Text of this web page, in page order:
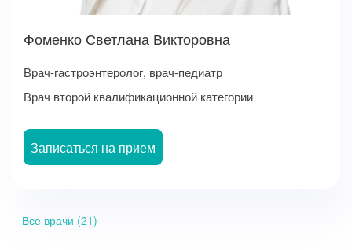
Фоменко Светлана Викторовна
Врач-гастроэнтеролог, врач-педиатр
Врач второй квалификационной категории
Записаться на прием
Все врачи (21)